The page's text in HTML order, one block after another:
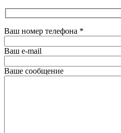
Ваш номер телефона *
Ваш e-mail
Ваше сообщение